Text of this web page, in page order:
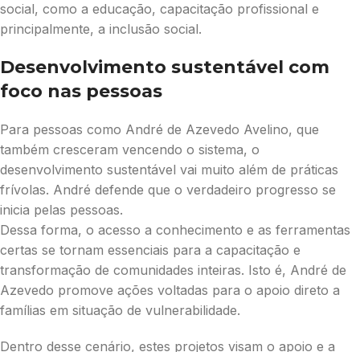
social, como a educação, capacitação profissional e
principalmente, a inclusão social.
Desenvolvimento sustentável com
foco nas pessoas
Para pessoas como André de Azevedo Avelino, que
também cresceram vencendo o sistema, o
desenvolvimento sustentável vai muito além de práticas
frívolas. André defende que o verdadeiro progresso se
inicia pelas pessoas.
Dessa forma, o acesso a conhecimento e as ferramentas
certas se tornam essenciais para a capacitação e
transformação de comunidades inteiras. Isto é, André de
Azevedo promove ações voltadas para o apoio direto a
famílias em situação de vulnerabilidade.
Dentro desse cenário, estes projetos visam o apoio e a